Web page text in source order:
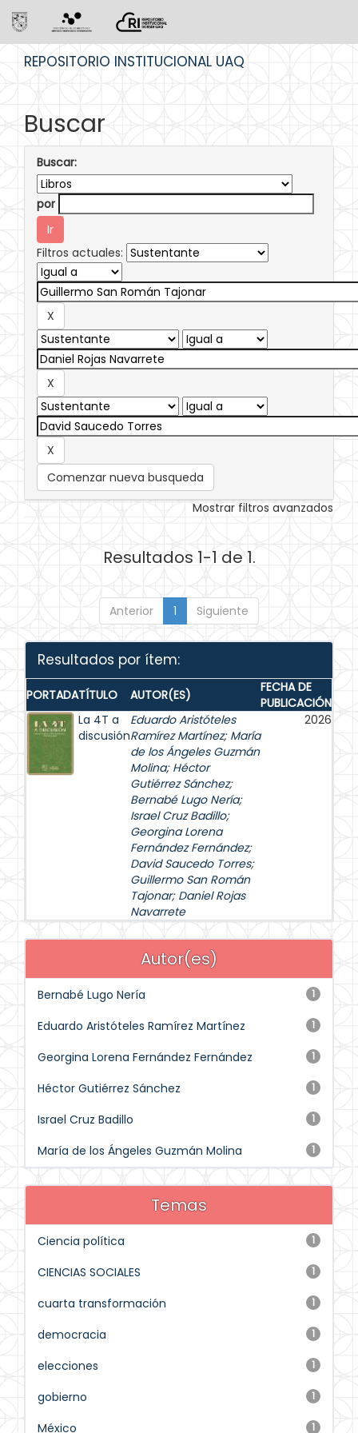
REPOSITORIO INSTITUCIONAL UAQ
Buscar
Buscar:
por
Filtros actuales:
Comenzar nueva busqueda
Mostrar filtros avanzados
Resultados 1-1 de 1.
Anterior 1 Siguiente
Resultados por ítem:
PORTADATÍTULO AUTOR(ES)
FECHA DE
PUBLICACIÓN
La 4T a
discusión
Eduardo Aristóteles
Ramírez Martínez; María
de los Ángeles Guzmán
Molina; Héctor
Gutiérrez Sánchez;
Bernabé Lugo Nería;
Israel Cruz Badillo;
Georgina Lorena
Fernández Fernández;
David Saucedo Torres;
Guillermo San Román
Tajonar; Daniel Rojas
Navarrete
2026
Autor(es)
1
Bernabé Lugo Nería
1
Eduardo Aristóteles Ramírez Martínez
1
Georgina Lorena Fernández Fernández
1
Héctor Gutiérrez Sánchez
1
Israel Cruz Badillo
1
María de los Ángeles Guzmán Molina
Temas
1
Ciencia política
1
CIENCIAS SOCIALES
1
cuarta transformación
1
democracia
1
elecciones
1
gobierno
1
México